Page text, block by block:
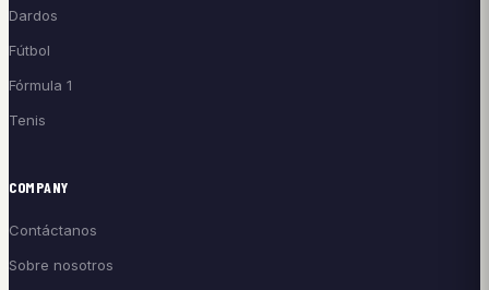
Dardos
Fútbol
Fórmula 1
Tenis
COMPANY
Contáctanos
Sobre nosotros